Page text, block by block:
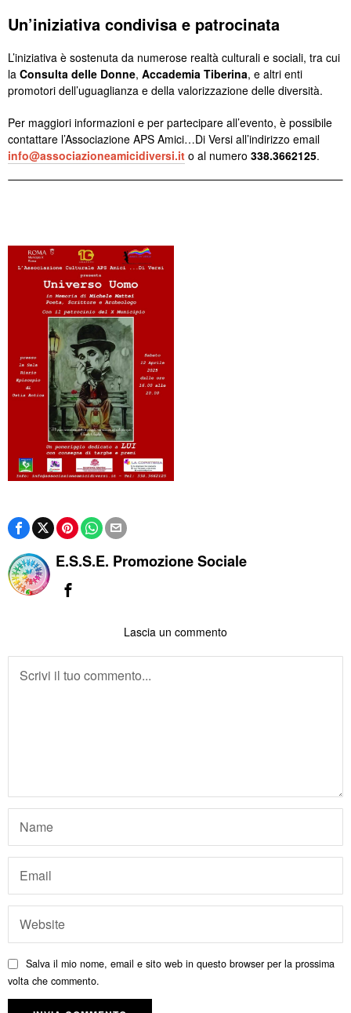
Un’iniziativa condivisa e patrocinata
L’iniziativa è sostenuta da numerose realtà culturali e sociali, tra cui
la Consulta delle Donne, Accademia Tiberina, e altri enti
promotori dell’uguaglianza e della valorizzazione delle diversità.
Per maggiori informazioni e per partecipare all’evento, è possibile
contattare l’Associazione APS Amici…Di Versi all’indirizzo email
info@associazioneamicidiversi.it o al numero 338.3662125.
E.S.S.E. Promozione Sociale
Lascia un commento
Salva il mio nome, email e sito web in questo browser per la prossima
volta che commento.